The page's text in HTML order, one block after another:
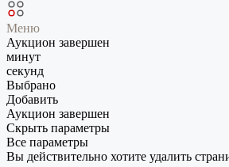
Меню
Аукцион завершен
минут
секунд
Выбрано
Добавить
Аукцион завершен
Скрыть параметры
Все параметры
Вы действительно хотите удалить